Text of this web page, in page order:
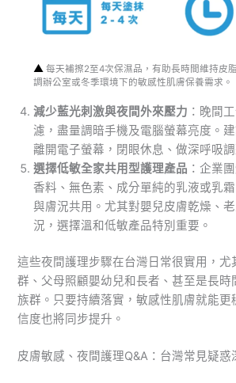
▲ 每天補擦2至4次保濕品，有助長時間維持皮
調辦公室或冬季環境下的敏感性肌膚保養需求。
減少藍光刺激與夜間外來壓力 ：晚間
濾，盡量調暗手機及電腦螢幕亮度。
離開電子螢幕，閉眼休息、做深呼吸調
選擇低敏全家共用型護理產品 ：企業
香料、無色素、成分單純的乳液或乳
與膚況共用。尤其對嬰兒皮膚乾燥、
況，選擇溫和低敏產品特別重要。
這些夜間護理步驟在台灣日常很實用，尤
群、父母照顧嬰幼兒和長者、甚至是長時
族群。只要持續落實，敏感性肌膚就能更
信度也將同步提升。
皮膚敏感、夜間護理Q&A：台灣常見疑惑